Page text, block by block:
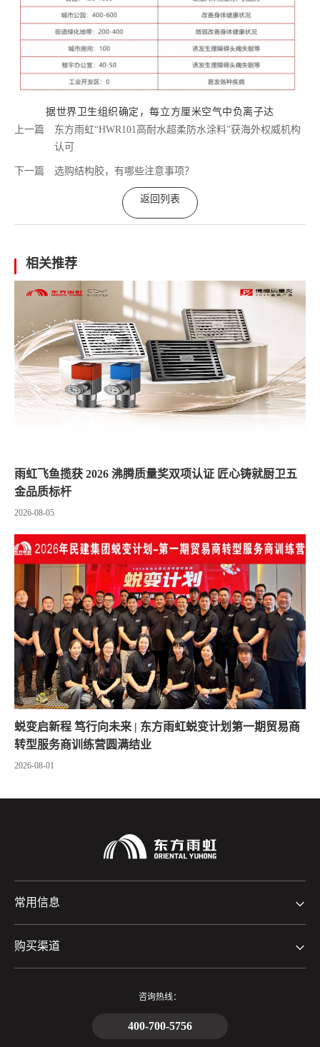
据世界卫生组织确定，每立方厘米空气中负离子达
上一篇
东方雨虹“HWR101高耐水超柔防水涂料”获海外权威机构
认可
下一篇 选购结构胶，有哪些注意事项？
返回列表
相关推荐
雨虹飞鱼揽获 2026 沸腾质量奖双项认证 匠心铸就厨卫五
金品质标杆
2026-08-05
蜕变启新程 笃行向未来 | 东方雨虹蜕变计划第一期贸易商
转型服务商训练营圆满结业
2026-08-01
常用信息
购买渠道
咨询热线：
400-700-5756